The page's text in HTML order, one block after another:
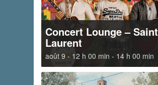
Concert Lounge – Saint
Laurent
août 9 - 12 h 00 min - 14 h 00 min